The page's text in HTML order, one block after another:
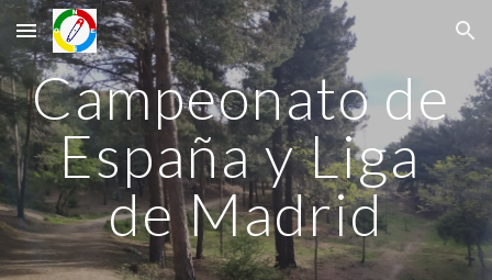
Skip to main content Skip to navigation
Campeonato de
España y Liga
de Madrid